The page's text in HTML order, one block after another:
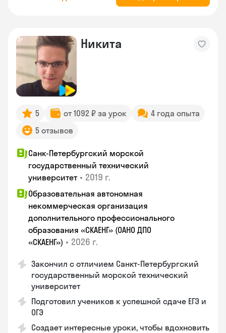
Никита
5 от 1092 ₽ за урок
4 года опыта
5 отзывов
Санк-Петербургский морской
государственный технический
университет • 2019 г.
Образовательная автономная
некоммерческая организация
дополнительного профессионального
образования «СКАЕНГ» (ОАНО ДПО
«СКАЕНГ») • 2026 г.
Закончил с отличием Санкт-Петербургский
государственный морской технический
университет
Подготовил учеников к успешной сдаче ЕГЭ и
ОГЭ
Создает интересные уроки, чтобы вдохновить